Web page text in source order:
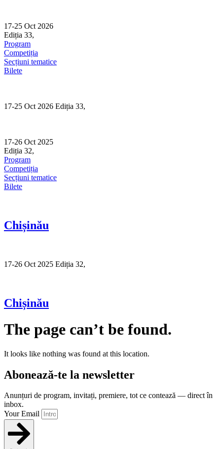
content
17-25 Oct 2026
Ediția 33,
Program
Competiția
Secțiuni tematice
Bilete
17-25 Oct 2026 Ediția 33,
17-26 Oct 2025
Ediția 32,
Program
Competiția
Secțiuni tematice
Bilete
Chișinău
17-26 Oct 2025 Ediția 32,
Chișinău
The page can’t be found.
It looks like nothing was found at this location.
Abonează-te la newsletter
Anunțuri de program, invitați, premiere, tot ce contează — direct în
inbox.
Your Email